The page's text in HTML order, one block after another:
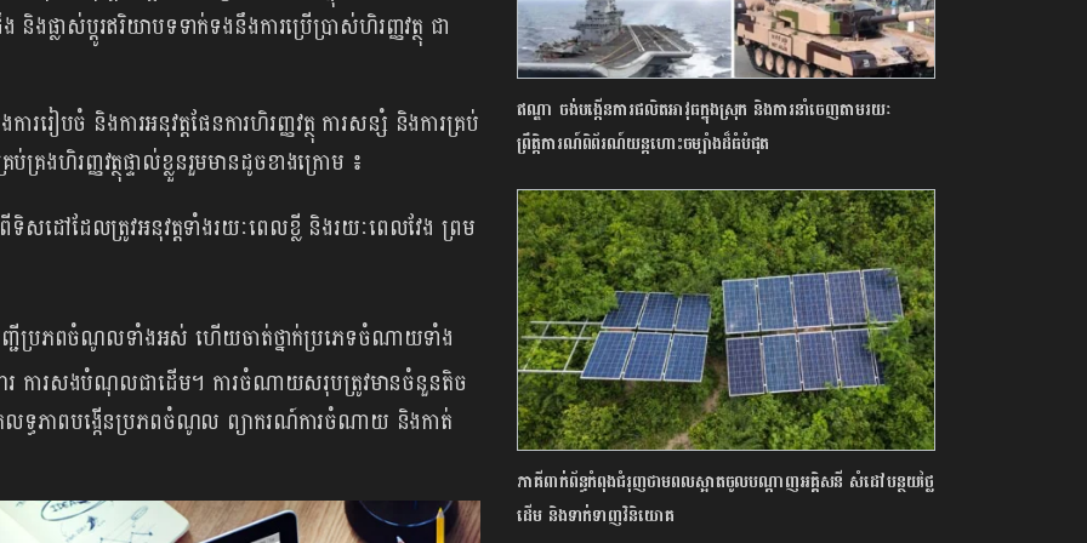
លាស់ប្តូរឥរិយាបទទាក់ទងនឹងការប្រើប្រាស់ហិរញ្ញវត្ថុ ជា
ាររៀបចំ និងការអនុវត្តផែនការហិរញ្ញវត្ថុ ការសន្សំ និងការគ្រប់
ហិរញ្ញវត្ថុផ្ទាល់ខ្លួនរួមមានដូចខាងក្រោម ៖
សដៅដែលត្រូវអនុវត្តទាំងរយៈពេលខ្លី និងរយៈពេលវែង ព្រម
ញ្ជីប្រភពចំណូលទាំងអស់ ហើយចាត់ថ្នាក់ប្រភេទចំណាយទាំង
រ ការសងបំណុលជាដើម។ ការចំណាយសរុបត្រូវមានចំនួនតិច
លទ្ធភាពបង្កើនប្រភពចំណូល ព្យាករណ៍ការចំណាយ និងកាត់
ឥណ្ឌា ចង់បង្កើនការផលិតអាវុធក្នុងស្រុក និងការនាំចេញតាមរយៈ
ព្រឹត្តិការណ៍ពិព័រណ៍យន្តហោះចម្បាំងដ៏ធំបំផុត
ភាគីពាក់ព័ន្ធកំពុងជំរុញថាមពលស្អាតចូលបណ្ដាញអគ្គិសនី សំដៅបន្ថយថ្លៃ
ដើម​ និងទាក់ទាញ​វិនិយោគ​